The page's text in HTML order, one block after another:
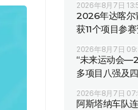
2026年8月7日
2026年达喀尔
获11个项目参
2026年8月7日
“未来运动会
多项目八强及
2026年8月7日
阿斯塔纳车队